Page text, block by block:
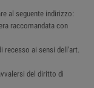
al seguente indirizzo:
raccomandata con
recesso ai sensi dell'art.
del diritto di